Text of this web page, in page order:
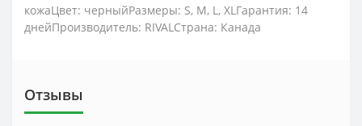
кожаЦвет: черныйРазмеры: S, M, L, XLГарантия: 14
днейПроизводитель: RIVALСтрана: Канада
Отзывы